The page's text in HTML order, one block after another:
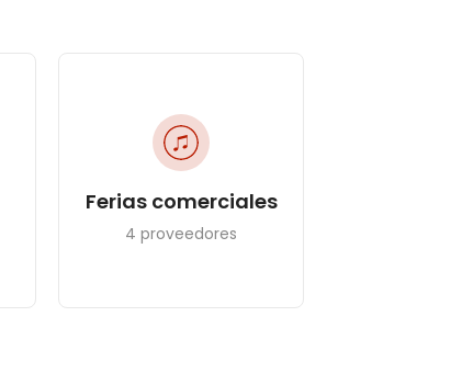
Ferias comerciales
4 proveedores